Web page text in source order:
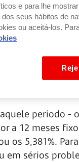
período -
a 12 meses
os 5,381%.
em sérios
e para lhe
seus hábitos de
ou aceitá-los.